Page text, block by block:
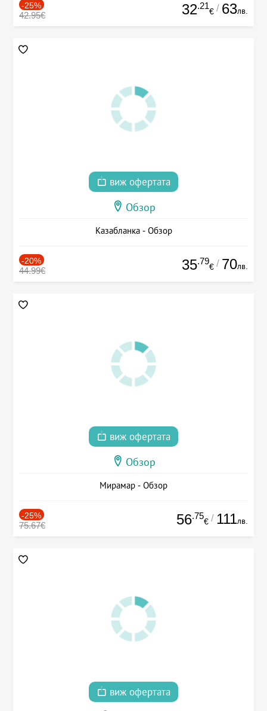
-25%
42.95€ 32.21
€ / 63лв.
виж офертата
Обзор
Казабланка - Обзор
-20%
44.99€ 35.79
€ / 70лв.
виж офертата
Обзор
Мирамар - Обзор
-25%
75.67€ 56.75
€ / 111лв.
виж офертата